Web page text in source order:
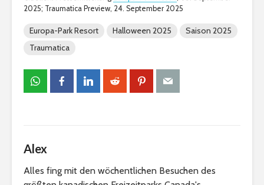
2025; Traumatica Preview, 24. September 2025
Europa-Park Resort Halloween 2025
Saison 2025
Traumatica
Alex
Alles fing mit den wöchentlichen Besuchen des